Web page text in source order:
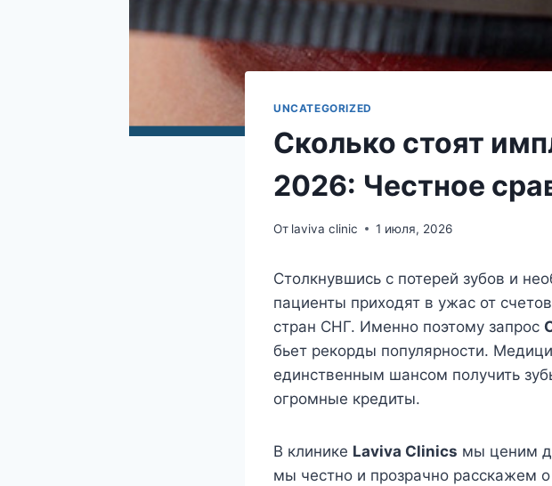
UNCATEGORIZED
Сколько стоят
2026: Честное
От laviva clinic 1 июля, 2026
Столкнувшись с потерей зубов и
пациенты приходят в ужас от
стран СНГ. Именно поэтому запрос
бьет рекорды популярности.
единственным шансом получить
огромные кредиты.
В клинике Laviva Clinics мы ценим
мы честно и прозрачно расскажем